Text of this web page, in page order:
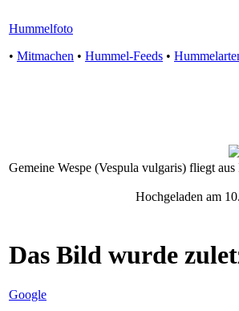
Hummelfoto
• Mitmachen • Hummel-Feeds •
Gemeine Wespe (Vespula vulgaris) fliegt
Hochgeladen am
Das Bild wurde
Google